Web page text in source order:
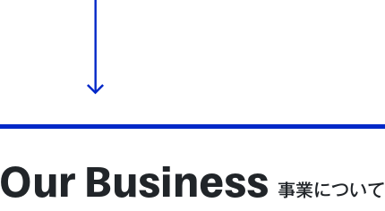
Our Business 事業について